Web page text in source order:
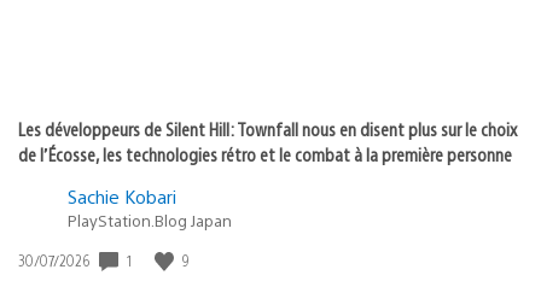
Les développeurs de Silent Hill: Townfall nous en disent plus sur le choix
de l’Écosse, les technologies rétro et le combat à la première personne
Sachie Kobari
PlayStation.Blog Japan
Date
30/07/2026 1 9